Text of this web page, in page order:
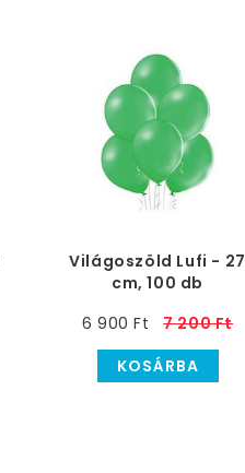
Világoszöld Lufi - 27
cm, 100 db
6 900 Ft
7 200 Ft
KOSÁRBA